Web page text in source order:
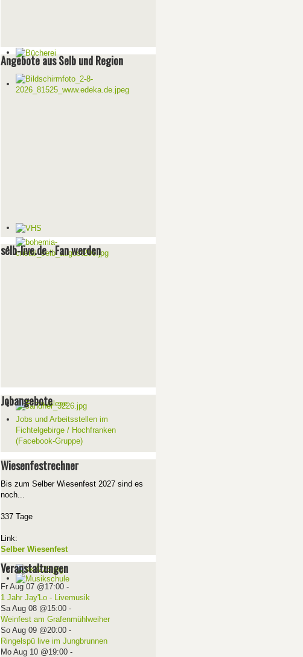
Angebote aus Selb und Region
selb-live.de - Fan werden
Jobangebote
Jobs und Arbeitsstellen im
Fichtelgebirge / Hochfranken
(Facebook-Gruppe)
Wiesenfestrechner
Bis zum Selber Wiesenfest 2027 sind es
noch...
337 Tage
Link:
Selber Wiesenfest
Veranstaltungen
Fr Aug 07 @17:00-
1 Jahr Jay'Lo - Livemusik
Sa Aug 08 @15:00-
Weinfest am Grafenmühlweiher
So Aug 09 @20:00-
Ringelspü live im Jungbrunnen
Mo Aug 10 @19:00-